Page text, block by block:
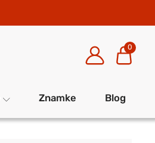
0
Znamke Blog